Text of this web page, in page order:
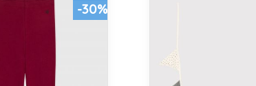
-30%